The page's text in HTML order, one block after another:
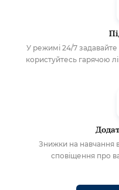
У режимі 24/7
користуйтесь гарячою
Знижки на навчання
сповіщення про